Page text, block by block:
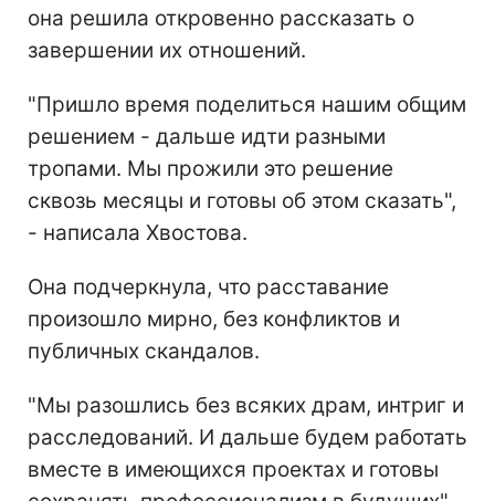
она решила откровенно рассказать о
завершении их отношений.
"Пришло время поделиться нашим общим
решением - дальше идти разными
тропами. Мы прожили это решение
сквозь месяцы и готовы об этом сказать",
- написала Хвостова.
Она подчеркнула, что расставание
произошло мирно, без конфликтов и
публичных скандалов.
"Мы разошлись без всяких драм, интриг и
расследований. И дальше будем работать
вместе в имеющихся проектах и готовы